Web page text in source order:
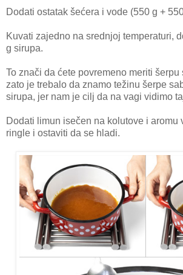
Dodati ostatak šećera i vode (550 g +
Kuvati zajedno na srednjoj temperaturi,
g sirupa.
To znači da ćete povremeno meriti šerpu
zato je trebalo da znamo težinu šerpe
sirupa, jer nam je cilj da na vagi vidimo
Dodati limun isečen na kolutove i aromu
ringle i ostaviti da se hladi.